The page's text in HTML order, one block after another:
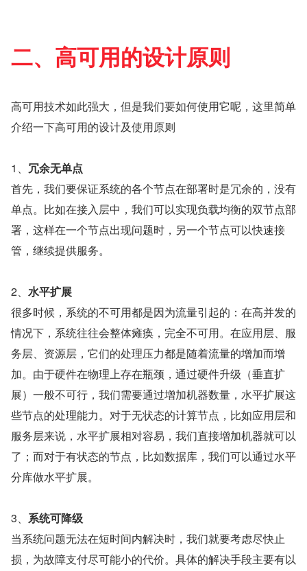
二、高可用的设计原则
高可用技术如此强大，但是我们要如何使用它呢，这里简单
介绍一下高可用的设计及使用原则
1、 冗余无单点
首先，我们要保证系统的各个节点在部署时是冗余的，没有
单点。比如在接入层中，我们可以实现负载均衡的双节点部
署，这样在一个节点出现问题时，另一个节点可以快速接
管，继续提供服务。
2、 水平扩展
很多时候，系统的不可用都是因为流量引起的：在高并发的
情况下，系统往往会整体瘫痪，完全不可用。在应用层、服
务层、资源层，它们的处理压力都是随着流量的增加而增
加。由于硬件在物理上存在瓶颈，通过硬件升级（垂直扩
展）一般不可行，我们需要通过增加机器数量，水平扩展这
些节点的处理能力。对于无状态的计算节点，比如应用层和
服务层来说，水平扩展相对容易，我们直接增加机器就可以
了；而对于有状态的节点，比如数据库，我们可以通过水平
分库做水平扩展。
3、 系统可降级
当系统问题无法在短时间内解决时，我们就要考虑尽快止
损，为故障支付尽可能小的代价。具体的解决手段主要有以